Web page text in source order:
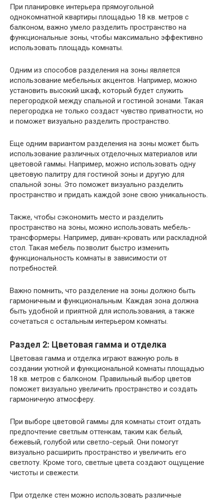
При планировке интерьера прямоугольной
однокомнатной квартиры площадью 18 кв. метров с
балконом, важно умело разделить пространство на
функциональные зоны, чтобы максимально эффективно
использовать площадь комнаты.
Одним из способов разделения на зоны является
использование мебельных акцентов. Например, можно
установить высокий шкаф, который будет служить
перегородкой между спальной и гостиной зонами. Такая
перегородка не только создаст чувство приватности, но
и поможет визуально разделить пространство.
Еще одним вариантом разделения на зоны может быть
использование различных отделочных материалов или
цветовой гаммы. Например, можно использовать одну
цветовую палитру для гостиной зоны и другую для
спальной зоны. Это поможет визуально разделить
пространство и придать каждой зоне свою уникальность.
Также, чтобы сэкономить место и разделить
пространство на зоны, можно использовать мебель-
трансформеры. Например, диван-кровать или раскладной
стол. Такая мебель позволит быстро изменить
функциональность комнаты в зависимости от
потребностей.
Важно помнить, что разделение на зоны должно быть
гармоничным и функциональным. Каждая зона должна
быть удобной и приятной для использования, а также
сочетаться с остальным интерьером комнаты.
Раздел 2: Цветовая гамма и отделка
Цветовая гамма и отделка играют важную роль в
создании уютной и функциональной комнаты площадью
18 кв. метров с балконом. Правильный выбор цветов
поможет визуально увеличить пространство и создать
гармоничную атмосферу.
При выборе цветовой гаммы для комнаты стоит отдать
предпочтение светлым оттенкам, таким как белый,
бежевый, голубой или светло-серый. Они помогут
визуально расширить пространство и увеличить его
светлоту. Кроме того, светлые цвета создают ощущение
чистоты и свежести.
При отделке стен можно использовать различные